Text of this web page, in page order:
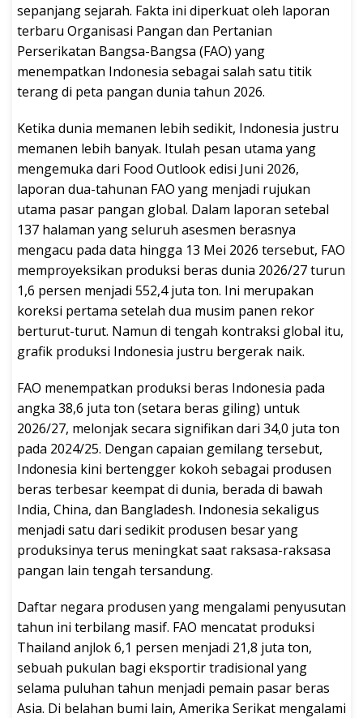
sepanjang sejarah. Fakta ini diperkuat oleh laporan
terbaru Organisasi Pangan dan Pertanian
Perserikatan Bangsa-Bangsa (FAO) yang
menempatkan Indonesia sebagai salah satu titik
terang di peta pangan dunia tahun 2026.
Ketika dunia memanen lebih sedikit, Indonesia justru
memanen lebih banyak. Itulah pesan utama yang
mengemuka dari Food Outlook edisi Juni 2026,
laporan dua-tahunan FAO yang menjadi rujukan
utama pasar pangan global. Dalam laporan setebal
137 halaman yang seluruh asesmen berasnya
mengacu pada data hingga 13 Mei 2026 tersebut, FAO
memproyeksikan produksi beras dunia 2026/27 turun
1,6 persen menjadi 552,4 juta ton. Ini merupakan
koreksi pertama setelah dua musim panen rekor
berturut-turut. Namun di tengah kontraksi global itu,
grafik produksi Indonesia justru bergerak naik.
FAO menempatkan produksi beras Indonesia pada
angka 38,6 juta ton (setara beras giling) untuk
2026/27, melonjak secara signifikan dari 34,0 juta ton
pada 2024/25. Dengan capaian gemilang tersebut,
Indonesia kini bertengger kokoh sebagai produsen
beras terbesar keempat di dunia, berada di bawah
India, China, dan Bangladesh. Indonesia sekaligus
menjadi satu dari sedikit produsen besar yang
produksinya terus meningkat saat raksasa-raksasa
pangan lain tengah tersandung.
Daftar negara produsen yang mengalami penyusutan
tahun ini terbilang masif. FAO mencatat produksi
Thailand anjlok 6,1 persen menjadi 21,8 juta ton,
sebuah pukulan bagi eksportir tradisional yang
selama puluhan tahun menjadi pemain pasar beras
Asia. Di belahan bumi lain, Amerika Serikat mengalami